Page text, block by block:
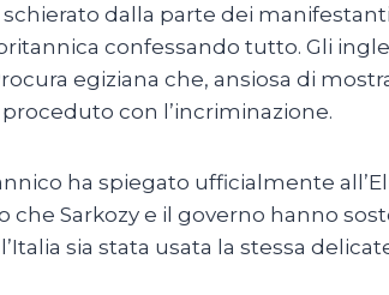
schierato dalla parte dei
confessando tutto. Gli
egiziana che, ansiosa di
con l’incriminazione.
ha spiegato ufficialmente
che Sarkozy e il governo hanno
sia stata usata la stessa